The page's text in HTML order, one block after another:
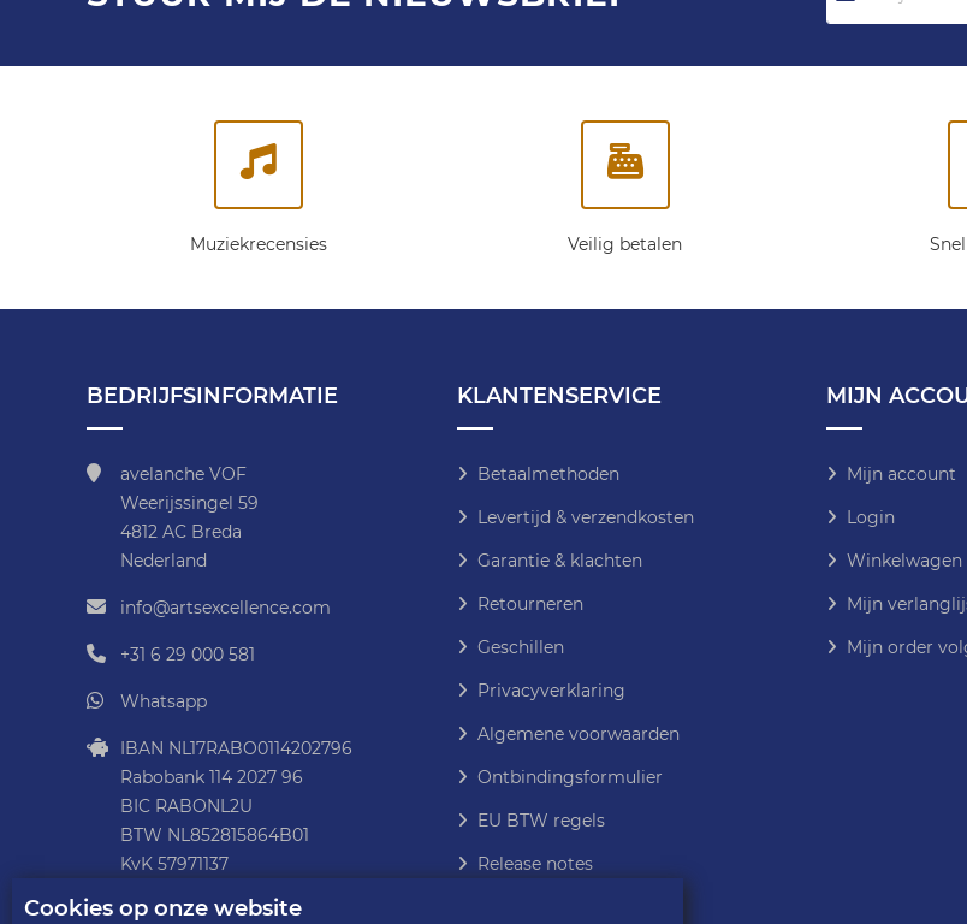
Cookies op onze website
op
nieuwsbrief:
Muziekrecensies Veilig betalen
BEDRIJFSINFORMATIE
avelanche VOF
Weerijssingel 59
4812 AC Breda
Nederland
info@artsexcellence.com
+31 6 29 000 581
Whatsapp
IBAN NL17RABO0114202796
Rabobank 114 2027 96
BIC RABONL2U
BTW NL852815864B01
KvK 57971137
KLANTENSERVICE
Betaalmethoden
Levertijd & verzendkosten
Garantie & klachten
Retourneren
Geschillen
Privacyverklaring
Algemene voorwaarden
Ontbindingsformulier
EU BTW regels
Release notes
MIJN
Mijn account
Login
Winkelwagen
Mijn
Mijn order